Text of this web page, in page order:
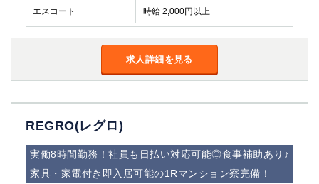
エスコート 時給 2,000円以上
求人詳細を見る
REGRO(レグロ)
実働8時間勤務！社員も日払い対応可能◎食事補助あり♪
家具・家電付き即入居可能の1Rマンション寮完備！